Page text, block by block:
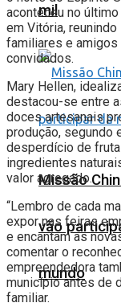
mil
Missão
vão
mundo
aconteceu no
em Vitória,
familiares e amigos
convidados.
Mary Hellen,
destacou-se entre
doces artesanais
produção, segundo
desperdício de
ingredientes
valor agregado.
“Lembro de cada
expor nas feiras
e encantam as
comentar o
empreendedora
município antes de
familiar.